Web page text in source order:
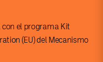
con el programa Kit
(EU) del Mecanismo